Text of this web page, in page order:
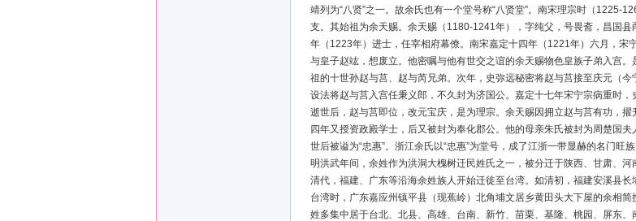
靖列为“八贤”之一。故余氏也有一个堂号称“八贤堂”。南宋理宗时（1225-
支。其始祖为余天赐。余天赐（1180-1241年），字纯父，号畏斋，昌国
年（1223年）进士，任宰相府幕僚。南宋嘉定十四年（1221年）六月，
与皇子赵竑，想废立。他密嘱与他有世交之谊的余天赐物色皇族子弟入宫
祖的十世孙赵与莒、赵与芮兄弟。次年，史弥远秘密将赵与莒接至庆元（
设法将赵与莒入宫任秉义郎，不久封为济国公。嘉定十七年宋宁宗病重时
逝世后，赵与莒即位，改元宝庆，是为理宗。余天赐因拥立赵与莒有功，
四年又授资政殿学士，后又被封为奉化郡公。他的母亲朱氏被封为周楚国
世后被谥为“忠惠”。浙江余氏以“忠惠”为堂号，成了江浙一带显赫的名门旺族
明洪武年间，余姓作为洪洞大槐树迁民姓氏之一，被分迁于陕西、甘肃、河
清代，福建、广东等沿海余姓族人开始迁徙至台湾。如清初，福建安溪县
台湾时，广东嘉应州镇平县（现蕉岭）北角埔文居乡黄田头大下屋的余相
姓多集中居于台北、北县、高雄、台南、新竹、苗栗、基隆、桃园、屏东